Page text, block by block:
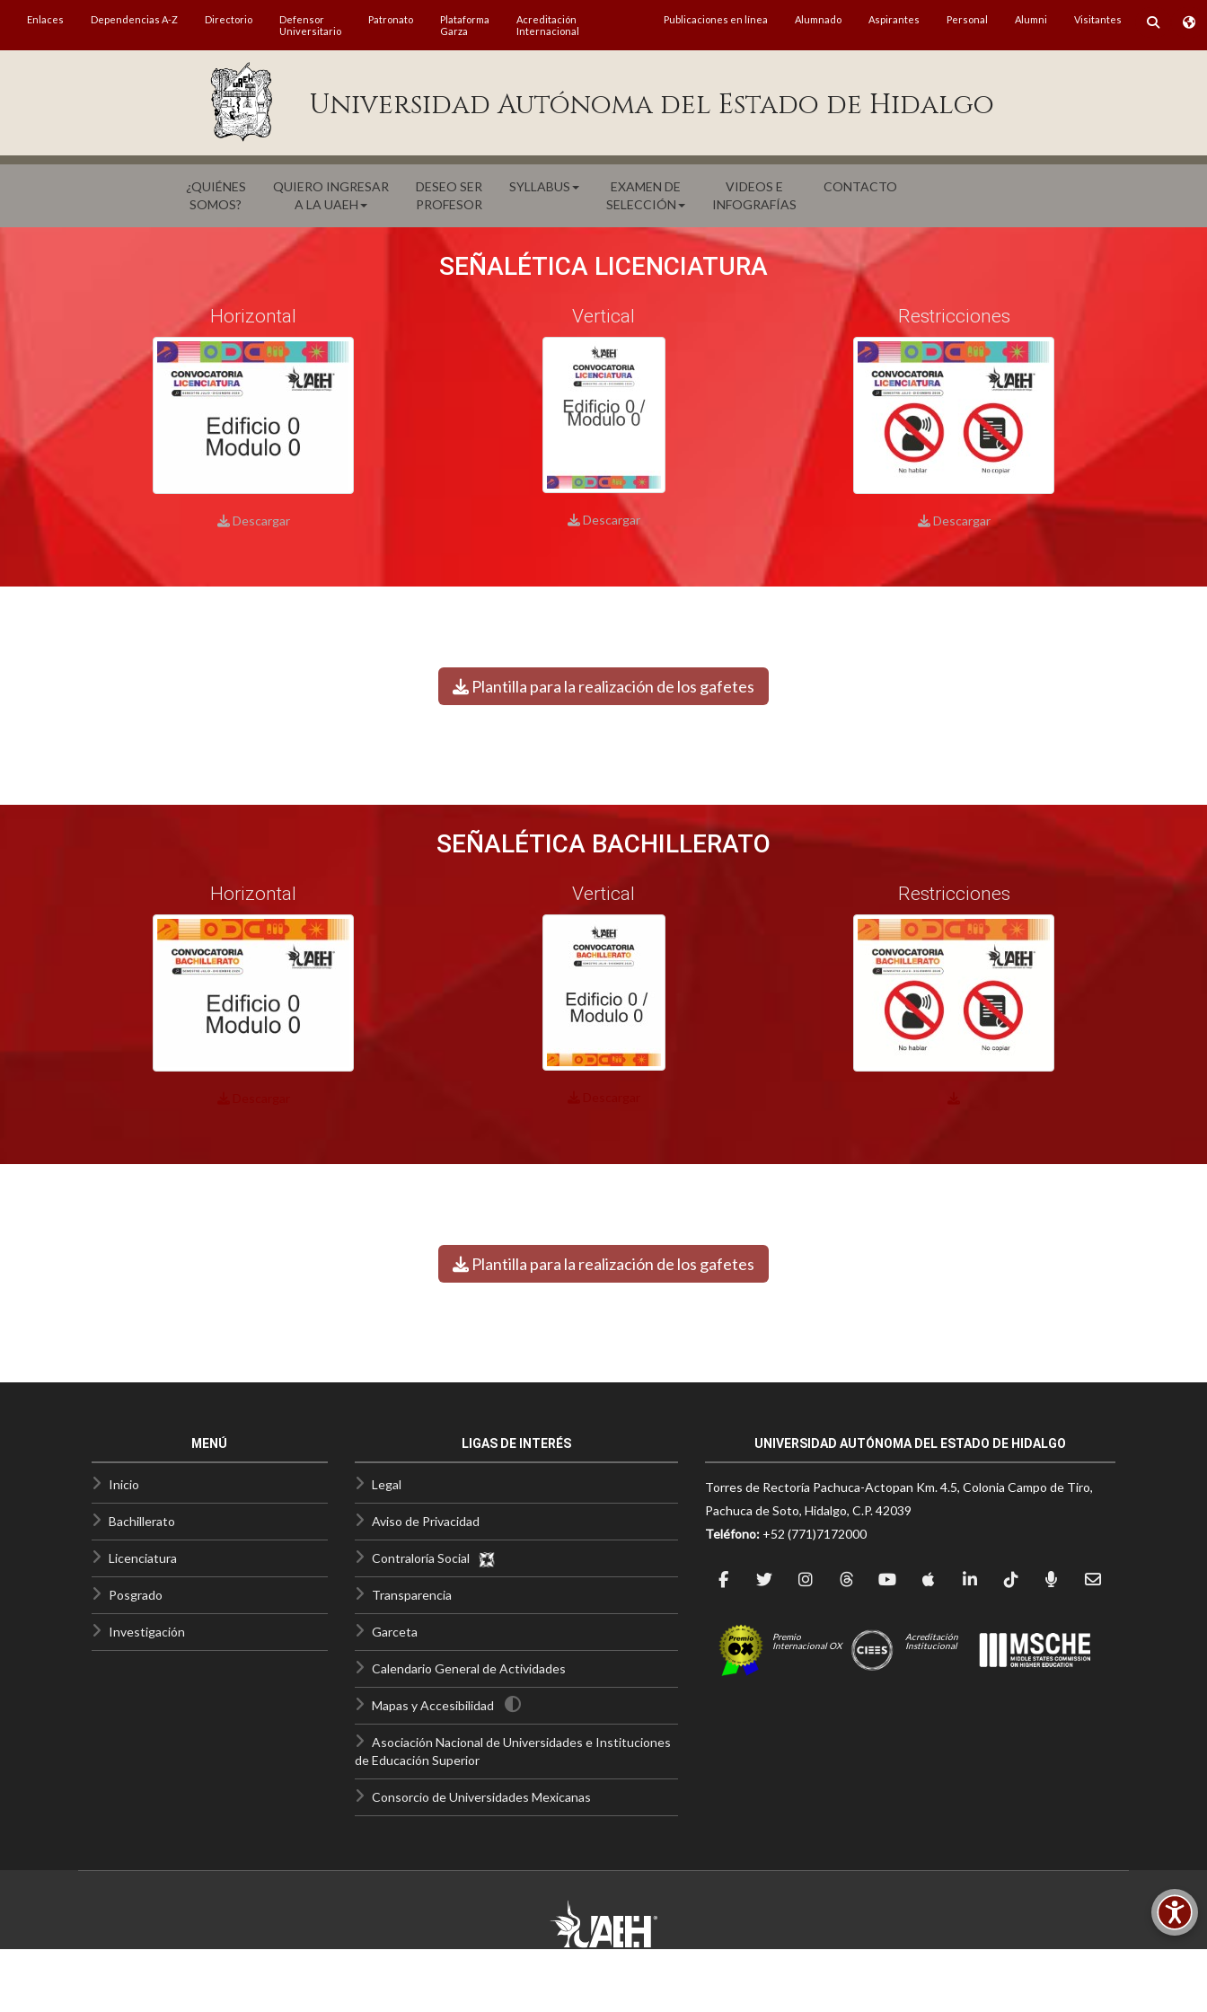
MENÚ
Defensor Universitario
Alumni
Visitantes
Enlaces Dependencias A-Z Directorio
Defensor
Universitario
Patronato
Plataforma
Garza
Acreditación
Internacional
Publicaciones en línea Alumnado Aspirantes Personal Alumni Visitantes
Universidad Autónoma del Estado de Hidalgo
¿QUIÉNES
SOMOS?
QUIERO INGRESAR
A LA UAEH
DESEO SER
PROFESOR
SYLLABUS
EXAMEN DE
SELECCIÓN
VIDEOS E
INFOGRAFÍAS
CONTACTO
SEÑALÉTICA LICENCIATURA
Horizontal
Descargar
Vertical
Descargar
Restricciones
Descargar
Plantilla para la realización de los gafetes
SEÑALÉTICA BACHILLERATO
Horizontal Vertical Restricciones
Plantilla para la realización de los gafetes
MENÚ
Inicio
Bachillerato
Licenciatura
Posgrado
Investigación
LIGAS DE INTERÉS
Legal
Aviso de Privacidad
Contraloría Social
Transparencia
Garceta
Calendario General de Actividades
Mapas y Accesibilidad
Asociación Nacional de Universidades e Instituciones
de Educación Superior
Consorcio de Universidades Mexicanas
UNIVERSIDAD AUTÓNOMA DEL ESTADO DE HIDALGO
Torres de Rectoría Pachuca-Actopan Km. 4.5, Colonia Campo de Tiro,
Pachuca de Soto, Hidalgo, C.P. 42039
Teléfono: +52 (771)7172000
Premio
Internacional OX
Acreditación
Institucional